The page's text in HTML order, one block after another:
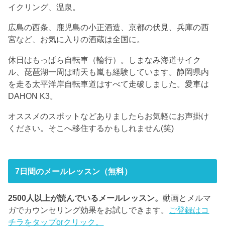
イクリング、温泉。
広島の西条、鹿児島の小正酒造、京都の伏見、兵庫の西
宮など、お気に入りの酒蔵は全国に。
休日はもっぱら自転車（輪行）。しまなみ海道サイク
ル、琵琶湖一周は晴天も嵐も経験しています。静岡県内
を走る太平洋岸自転車道はすべて走破しました。愛車は
DAHON K3。
オススメのスポットなどありましたらお気軽にお声掛け
ください。そこへ移住するかもしれません(笑)
7日間のメールレッスン（無料）
2500人以上が読んでいるメールレッスン。動画とメルマ
ガでカウンセリング効果をお試しできます。 ご登録はコ
チラをタップorクリック。